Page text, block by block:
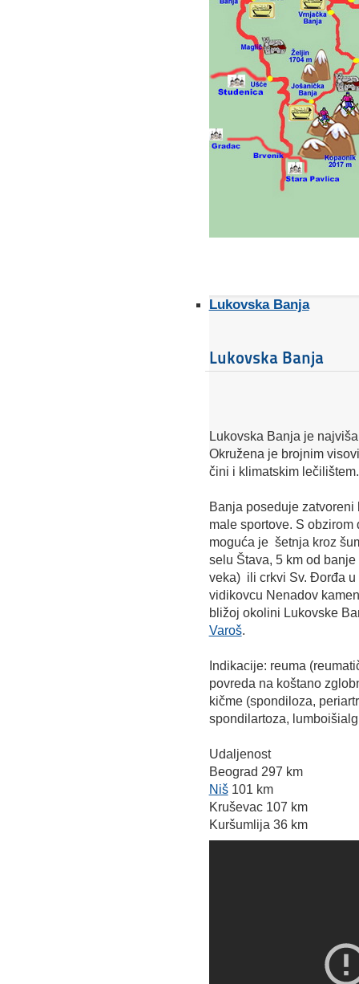
Lukovska Banja
Lukovska Banja
Lukovska Banja je
Okružena je brojnim
čini i klimatskim lečilištem.
Banja poseduje zatvoreni
male sportove. S
moguća je šetnja kroz
selu Štava, 5 km od
veka) ili crkvi Sv. Đorđa
vidikovcu Nenadov
bližoj okolini Lukovske
Varoš.
Indikacije: reuma
povreda na koštano
kičme (spondiloza,
spondilartoza,
Udaljenost
Beograd 297 km
Niš101 km
Kruševac 107 km
Kuršumlija 36 km